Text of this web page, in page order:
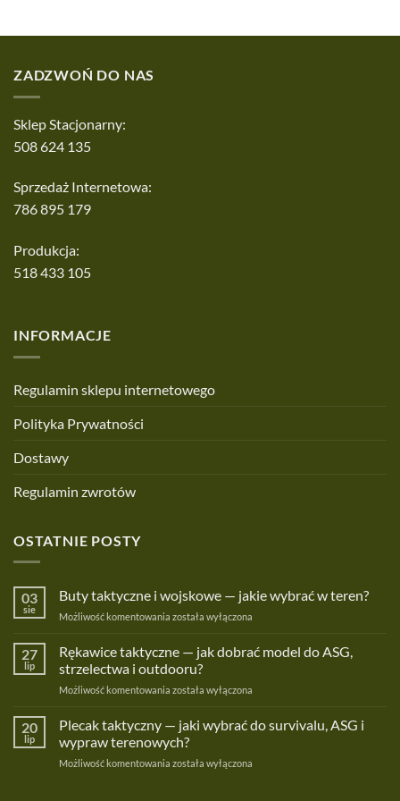
ZADZWOŃ DO NAS
Sklep Stacjonarny:
508 624 135
Sprzedaż Internetowa:
786 895 179
Produkcja:
518 433 105
INFORMACJE
Regulamin sklepu internetowego
Polityka Prywatności
Dostawy
Regulamin zwrotów
OSTATNIE POSTY
03
sie
Buty taktyczne i wojskowe — jakie wybrać w teren?
Możliwość komentowania Buty
wojskowe
—
jakie
teren?
została wyłączona
27
lip
Rękawice taktyczne — jak dobrać model do ASG,
strzelectwa i outdooru?
Możliwość komentowania Rękawice
jak
dobrać
model
została wyłączona
20
lip
Plecak taktyczny — jaki wybrać do survivalu, ASG i
wypraw terenowych?
Możliwość komentowania Plecak
została wyłączona